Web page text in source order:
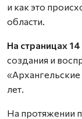
и как это
области.
На страницах 14
создания и
лет.
На протяжении